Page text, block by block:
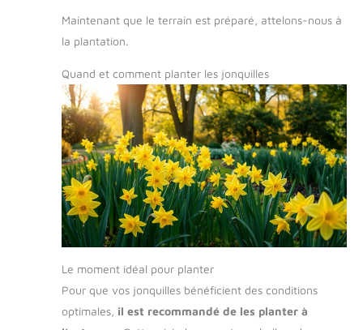
Maintenant que le terrain est préparé, attelons-nous à
la plantation.
Quand et comment planter les jonquilles
Le moment idéal pour planter
Pour que vos jonquilles bénéficient des conditions
optimales, il est recommandé de les planter à